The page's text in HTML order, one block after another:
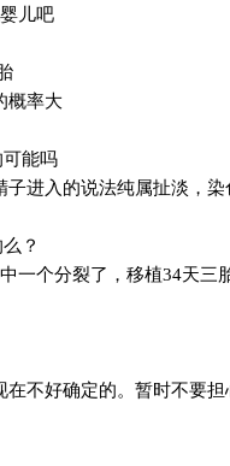
儿吧
概率大
能吗
进入的说法纯属扯淡，
？
个分裂了，移植34天三
不好确定的。暂时不要